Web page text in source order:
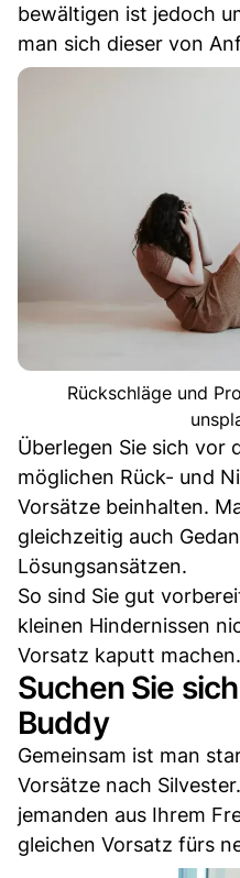
bewältigen ist jedoch
man sich dieser von
Rückschläge und
Überlegen Sie sich vor
möglichen Rück- und
Vorsätze beinhalten.
gleichzeitig auch
Lösungsansätzen.
So sind Sie gut
kleinen Hindernissen
Vorsatz kaputt machen.
Suchen Sie
Buddy
Gemeinsam ist man
Vorsätze nach
jemanden aus Ihrem
gleichen Vorsatz fürs